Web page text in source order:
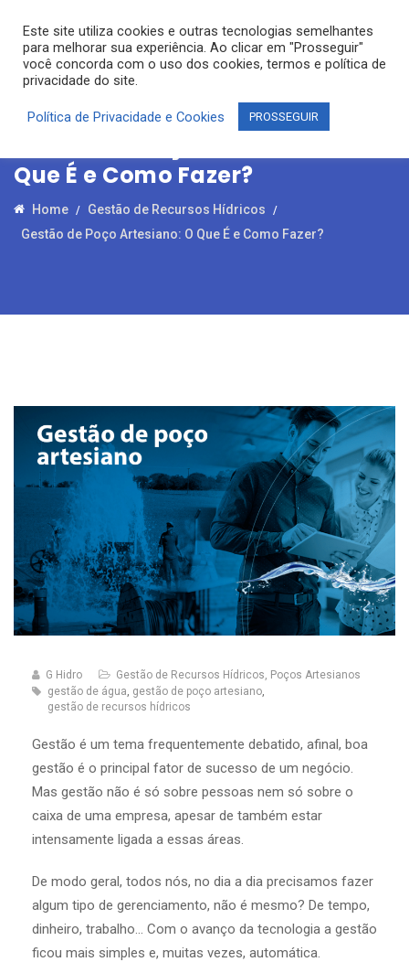
Que É e Como Fazer?
Home
Gestão de Recursos Hídricos
Gestão de Poço Artesiano: O Que É e Como Fazer?
G Hidro Gestão de Recursos Hídricos, Poços Artesianos
gestão de água, gestão de poço artesiano,
gestão de recursos hídricos
Gestão é um tema frequentemente debatido, afinal, boa
gestão é o principal fator de sucesso de um negócio.
Mas gestão não é só sobre pessoas nem só sobre o
caixa de uma empresa, apesar de também estar
intensamente ligada a essas áreas.
De modo geral, todos nós, no dia a dia precisamos fazer
algum tipo de gerenciamento, não é mesmo? De tempo,
dinheiro, trabalho… Com o avanço da tecnologia a gestão
ficou mais simples e, muitas vezes, automática.
Este site utiliza cookies e outras tecnologias semelhantes
para melhorar sua experiência. Ao clicar em "Prosseguir"
você concorda com o uso dos cookies, termos e política de
privacidade do site.
Política de Privacidade e Cookies PROSSEGUIR